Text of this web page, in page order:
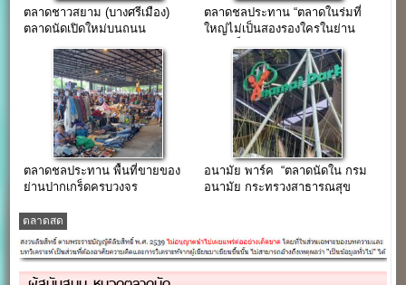
ตลาดชาวสยาม (บางศรีเมือง)
ตลาดนัดเปิดใหม่บนถนน
ตลาดชลประทาน “ตลาดในร่มที่
ใหญ่ไม่เป็นสองรองใครในย่าน
ตลาดชลประทาน พื้นที่ขายของ
ย่านปากเกร็ดครบวงจร
อนามัย พาร์ค “ตลาดนัดใน กรม
อนามัย กระทรวงสาธารณสุข
ตลาดสด